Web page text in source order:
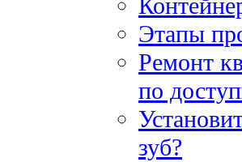
Этапы
Ремонт
по
зуб?